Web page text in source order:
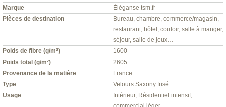
Marque
Éléganse tsm.fr
Pièces de destination
Bureau, chambre, commerce/magasin,
restaurant, hôtel, couloir, salle à manger,
séjour, salle de jeux…
Poids de fibre (g/m²)
1600
Poids total (g/m²)
2605
Provenance de la matière
France
Type
Velours Saxony frisé
Usage
Intérieur, Résidentiel intensif,